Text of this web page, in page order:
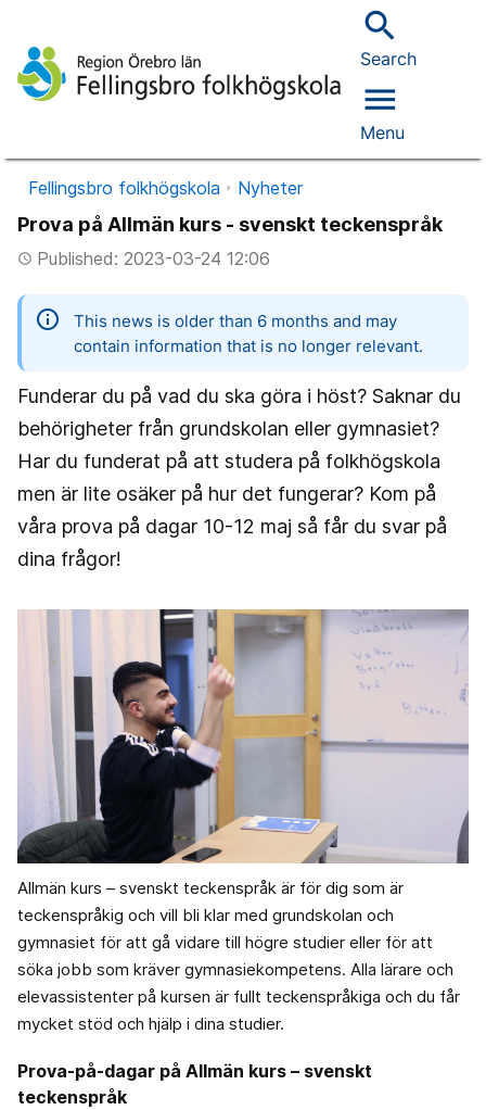
search
Search
menu
Menu
Fellingsbro folkhögskola Nyheter
Prova på Allmän kurs - svenskt teckenspråk
access_timePublished: 2023-03-24 12:06
information
This news is older than 6 months and may
contain information that is no longer relevant.
Funderar du på vad du ska göra i höst? Saknar du
behörigheter från grundskolan eller gymnasiet?
Har du funderat på att studera på folkhögskola
men är lite osäker på hur det fungerar? Kom på
våra prova på dagar 10-12 maj så får du svar på
dina frågor!
Allmän kurs – svenskt teckenspråk är för dig som är
teckenspråkig och vill bli klar med grundskolan och
gymnasiet för att gå vidare till högre studier eller för att
söka jobb som kräver gymnasiekompetens. Alla lärare och
elevassistenter på kursen är fullt teckenspråkiga och du får
mycket stöd och hjälp i dina studier.
Prova-på-dagar på Allmän kurs – svenskt
teckenspråk